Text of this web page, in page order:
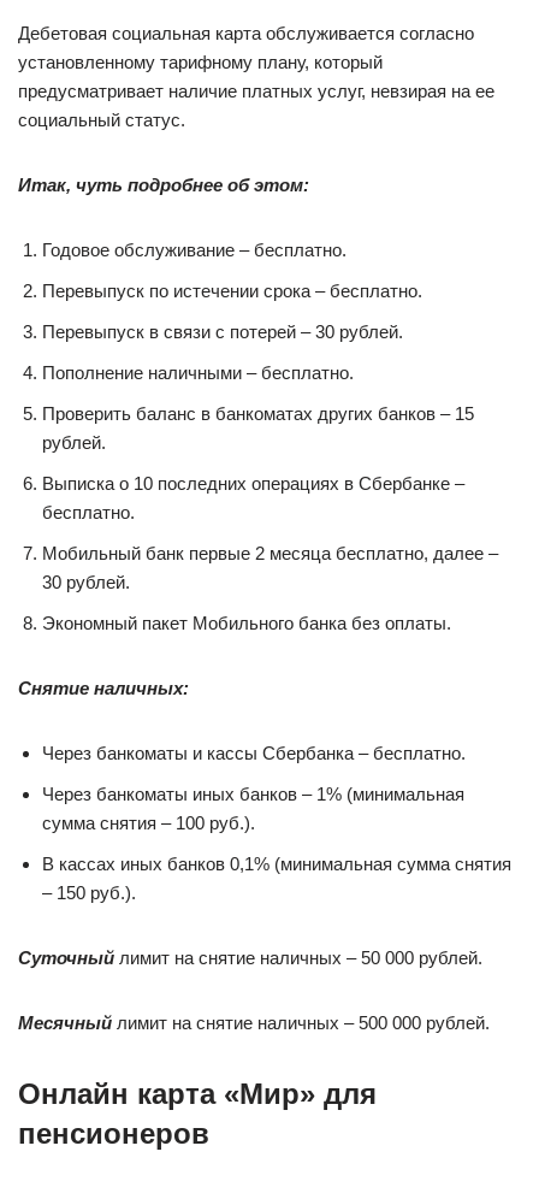
Дебетовая социальная карта обслуживается согласно
установленному тарифному плану, который
предусматривает наличие платных услуг, невзирая на ее
социальный статус.
Итак, чуть подробнее об этом:
Годовое обслуживание – бесплатно.
Перевыпуск по истечении срока – бесплатно.
Перевыпуск в связи с потерей – 30 рублей.
Пополнение наличными – бесплатно.
Проверить баланс в банкоматах других банков – 15
рублей.
Выписка о 10 последних операциях в Сбербанке –
бесплатно.
Мобильный банк первые 2 месяца бесплатно, далее –
30 рублей.
Экономный пакет Мобильного банка без оплаты.
Снятие наличных:
Через банкоматы и кассы Сбербанка – бесплатно.
Через банкоматы иных банков – 1% (минимальная
сумма снятия – 100 руб.).
В кассах иных банков 0,1% (минимальная сумма снятия
– 150 руб.).
Суточный лимит на снятие наличных – 50 000 рублей.
Месячный лимит на снятие наличных – 500 000 рублей.
Онлайн карта «Мир» для
пенсионеров